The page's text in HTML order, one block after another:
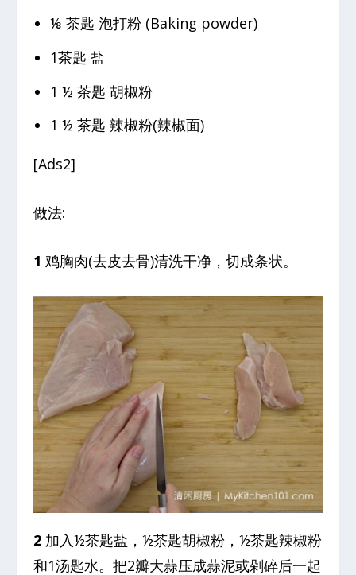
⅛ 茶匙 泡打粉 (Baking powder)
1茶匙 盐
1 ½ 茶匙 胡椒粉
1 ½ 茶匙 辣椒粉(辣椒面)
[Ads2]
做法:
1 鸡胸肉(去皮去骨)清洗干净，切成条状。
2 加入½茶匙盐，½茶匙胡椒粉，½茶匙辣椒粉
和1汤匙水。把2瓣大蒜压成蒜泥或剁碎后一起